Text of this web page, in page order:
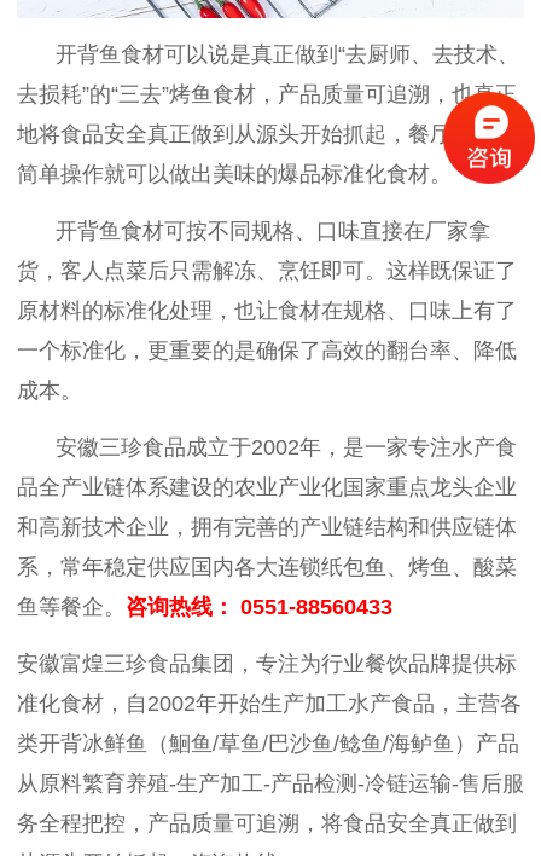
开背鱼食材可以说是真正做到 “去厨师、去技术、
去损耗”的“三去”烤鱼食材， 产品质量可追溯， 也真正
地将食品安全真正做到从源头开始抓起 ， 餐厅只需要
简单操作就可以做出美味的爆品标准化食材。
开背鱼食材可按不同规格、口味直接在厂家拿
货，客人点菜后只需解冻、烹饪即可。这样既保证了
原材料的标准化处理，也让食材在规格、口味上有了
一个标准化，更重要的是确保了高效的翻台率、降低
成本。
安徽三珍食品成立于2002年，是一家专注水产食
品全产业链体系建设的农业产业化国家重点龙头企业
和高新技术企业，拥有完善的产业链结构和供应链体
系，常年稳定供应国内各大连锁纸包鱼、烤鱼、酸菜
鱼等餐企。 咨询热线： 0551-88560433
安徽富煌三珍食品集团，专注为行业餐饮品牌提供标
准化食材，自2002年开始生产加工水产食品，主营各
类开背冰鲜鱼（鮰鱼/草鱼/巴沙鱼/鲶鱼/海鲈鱼）产品
从原料繁育养殖-生产加工-产品检测-冷链运输-售后服
务全程把控，产品质量可追溯，将食品安全真正做到